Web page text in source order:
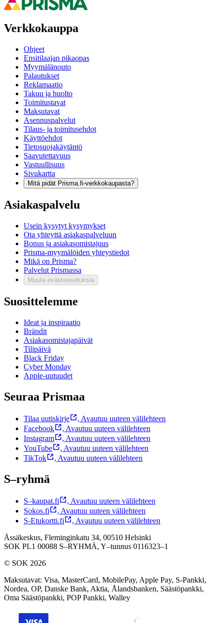
Verkkokauppa
Ohjeet
Ensitilaajan pikaopas
Myymälänouto
Palautukset
Reklamaatio
Takuu ja huolto
Toimitustavat
Maksutavat
Asennuspalvelut
Tilaus- ja toimitusehdot
Käyttöehdot
Tietosuojakäytäntö
Saavutettavuus
Vastuullisuus
Sivukartta
Mitä pidät Prisma.fi-verkkokaupasta?
Asiakaspalvelu
Usein kysytyt kysymykset
Ota yhteyttä asiakaspalveluun
Bonus ja asiakasomistajuus
Prisma-myymälöiden yhteystiedot
Mikä on Prisma?
Palvelut Prismassa
Muuta evästeasetuksia
Suosittelemme
Ideat ja inspiraatio
Brändit
Asiakasomistajapäivät
Tilipäivä
Black Friday
Cyber Monday
Apple-uutuudet
Seuraa Prismaa
Tilaa uutiskirje , Avautuu uuteen välilehteen
Facebook
, Avautuu uuteen välilehteen
Instagram
, Avautuu uuteen välilehteen
YouTube
, Avautuu uuteen välilehteen
TikTok
, Avautuu uuteen välilehteen
S–ryhmä
S–kaupat.fi , Avautuu uuteen välilehteen
Sokos.fi
, Avautuu uuteen välilehteen
S-Etukortti.fi
, Avautuu uuteen välilehteen
Ässäkeskus, Fleminginkatu 34, 00510 Helsinki
SOK PL1 00088 S–RYHMÄ, Y–tunnus 0116323–1
© SOK 2026
Maksutavat: Visa, MasterCard, MobilePay, Apple Pay, S-Pankki,
Nordea, OP, Danske Bank, Aktia, Ålandsbanken, Säästöpankki,
Oma Säästöpankki, POP Pankki, Walley